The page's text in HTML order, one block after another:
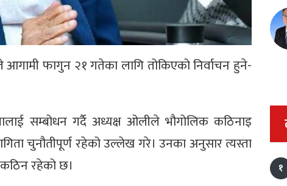
फागुन २१ गतेका लागि तोकिएको निर्वाचन हुने-
सम्बोधन गर्दै अध्यक्ष ओलीले भौगोलिक कठिनाइ
चुनौतीपूर्ण रहेको उल्लेख गरे। उनका अनुसार त्यस्ता
रहेको छ।
१